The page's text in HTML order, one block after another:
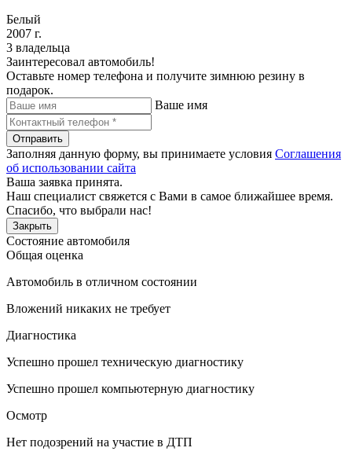
Белый
2007 г.
3 владельца
Заинтересовал автомобиль!
Оставьте номер телефона и получите зимнюю резину в
подарок.
Ваше имя
Отправить
Заполняя данную форму, вы принимаете условия Соглашения
об использовании сайта
Ваша заявка принята.
Наш специалист свяжется с Вами в самое ближайшее время.
Спасибо, что выбрали нас!
Закрыть
Состояние автомобиля
Общая оценка
Автомобиль в отличном состоянии
Вложений никаких не требует
Диагностика
Успешно прошел техническую диагностику
Успешно прошел компьютерную диагностику
Осмотр
Нет подозрений на участие в ДТП